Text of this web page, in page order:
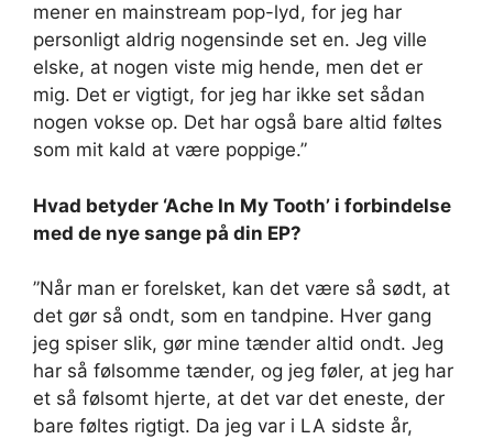
mener en mainstream pop-lyd, for jeg har
personligt aldrig nogensinde set en. Jeg ville
elske, at nogen viste mig hende, men det er
mig. Det er vigtigt, for jeg har ikke set sådan
nogen vokse op. Det har også bare altid føltes
som mit kald at være poppige.”
Hvad betyder ‘Ache In My Tooth’ i forbindelse
med de nye sange på din EP?
”Når man er forelsket, kan det være så sødt, at
det gør så ondt, som en tandpine. Hver gang
jeg spiser slik, gør mine tænder altid ondt. Jeg
har så følsomme tænder, og jeg føler, at jeg har
et så følsomt hjerte, at det var det eneste, der
bare føltes rigtigt. Da jeg var i LA sidste år,